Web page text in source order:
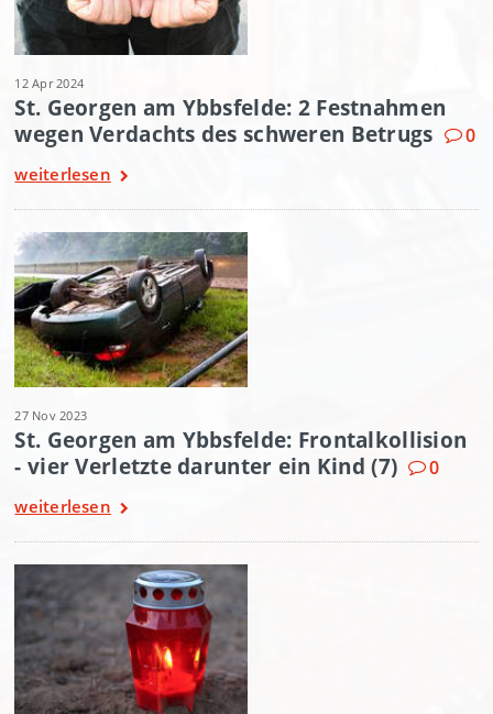
12 Apr 2024
St. Georgen am Ybbsfelde: 2 Festnahmen
wegen Verdachts des schweren Betrugs
0
weiterlesen
27 Nov 2023
St. Georgen am Ybbsfelde: Frontalkollision
- vier Verletzte darunter ein Kind (7)
0
weiterlesen